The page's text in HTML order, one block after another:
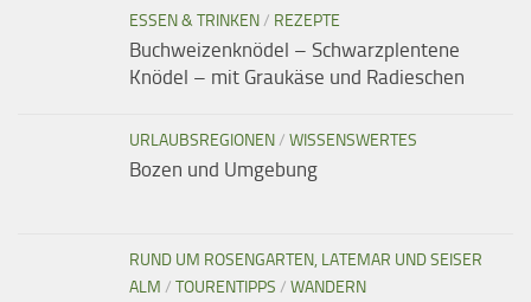
ESSEN & TRINKEN/ REZEPTE
Buchweizenknödel – Schwarzplentene
Knödel – mit Graukäse und Radieschen
URLAUBSREGIONEN/ WISSENSWERTES
Bozen und Umgebung
RUND UM ROSENGARTEN, LATEMAR UND SEISER
ALM / TOURENTIPPS / WANDERN